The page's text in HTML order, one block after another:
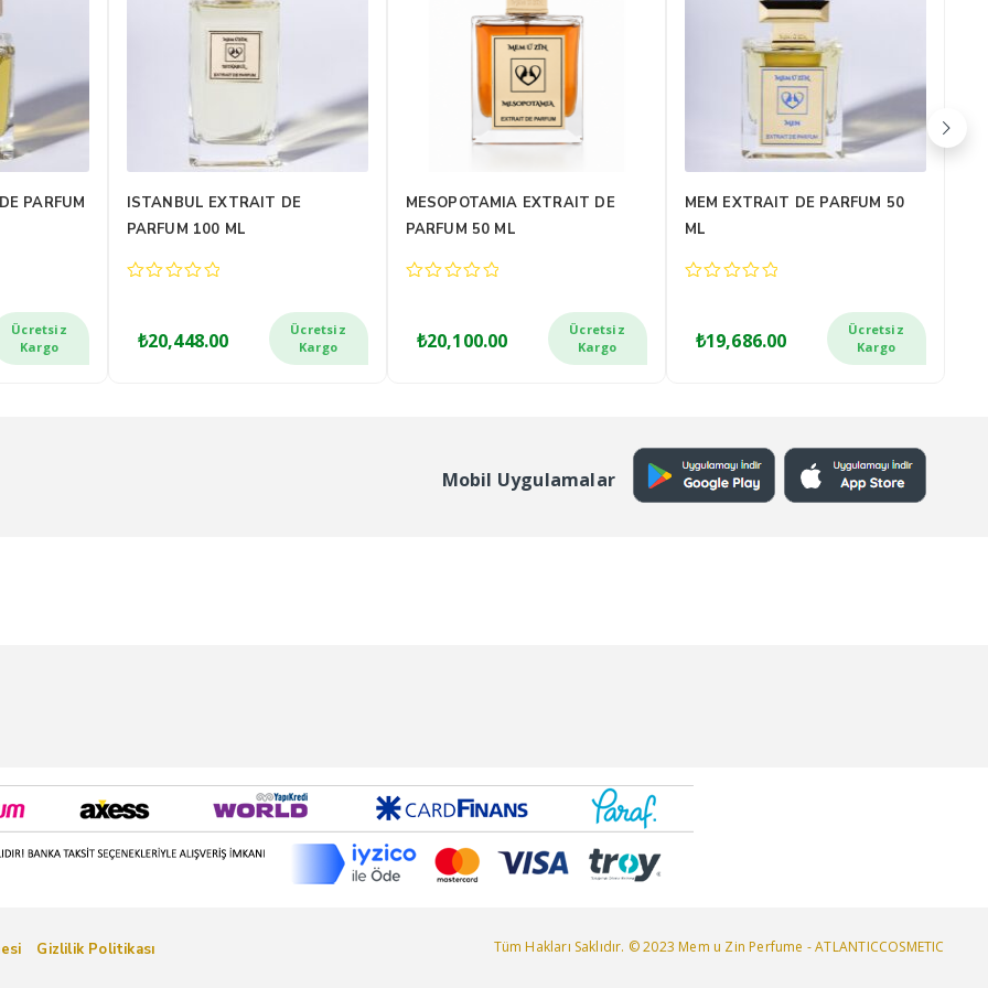
HEAVEN
100 ML
Ücretsiz
Kargo
ZÎN EXTRAIT DE PARFUM 100
ML
₺22,099.00
Ücretsiz
Kargo
NEWROZ EXTRAIT DE PARFUM
50 ML
₺17,904.00
Ücretsiz
Kargo
MESOPOTAMIA EXTRAIT DE
PARFUM 100 ML
₺23,520.00
Ücretsiz
Kargo
Mobil Uygulamalar
Gizlilik Politikası Tüm Hakları Saklıdır. © 2023 Mem u Zin Perfume - ATLANTICCOSMETIC